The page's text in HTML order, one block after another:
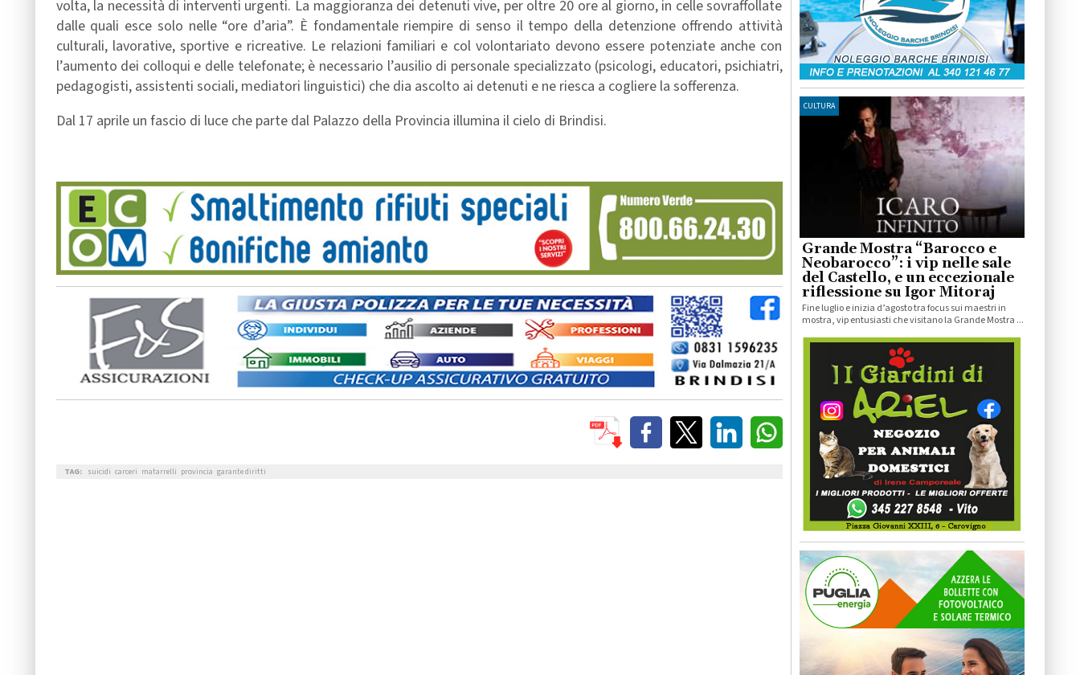
volta, la necessità di interventi urgenti. La maggioranza dei detenuti vive, per oltre 20 ore al giorno, in celle sovraffollate
dalle quali esce solo nelle “ore d’aria”. È fondamentale riempire di senso il tempo della detenzione offrendo attività
culturali, lavorative, sportive e ricreative. Le relazioni familiari e col volontariato devono essere potenziate anche con
l’aumento dei colloqui e delle telefonate; è necessario l’ausilio di personale specializzato (psicologi, educatori, psichiatri,
pedagogisti, assistenti sociali, mediatori linguistici) che dia ascolto ai detenuti e ne riesca a cogliere la sofferenza.
Dal 17 aprile un fascio di luce che parte dal Palazzo della Provincia illumina il cielo di Brindisi.
TAG: suicidi carceri matarrelli provincia garante diritti
CULTURA
Grande Mostra “Barocco e
Neobarocco”: i vip nelle sale
del Castello, e un eccezionale
riflessione su Igor Mitoraj
Fine luglio e inizia d’agosto tra focus sui maestri in
mostra, vip entusiasti che visitano la Grande Mostra ...